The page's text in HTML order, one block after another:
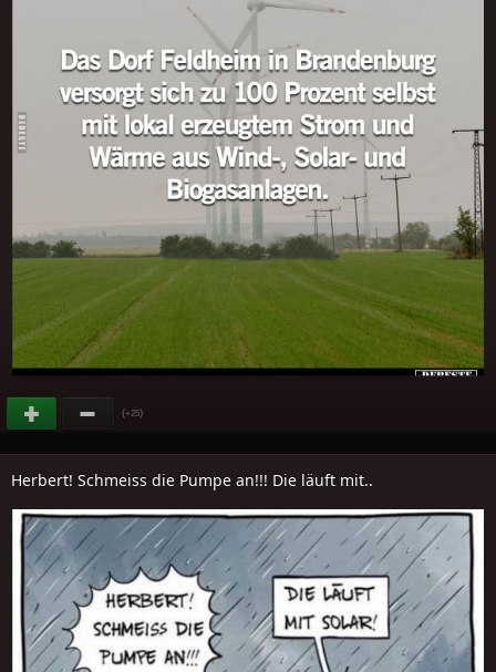
(+25)
Herbert! Schmeiss die Pumpe an!!! Die läuft mit..